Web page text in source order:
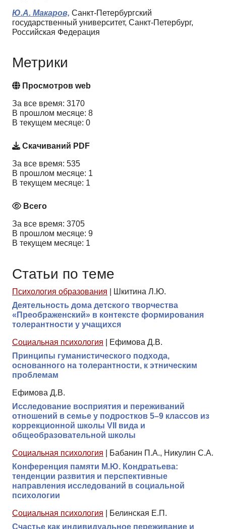
Ю.А. Макаров, Санкт-Петербургский
государственный университет, Санкт-Петербург,
Российская Федерация
Метрики
Просмотров web
За все время: 3170
В прошлом месяце: 8
В текущем месяце: 0
Скачиваний PDF
За все время: 535
В прошлом месяце: 1
В текущем месяце: 1
Всего
За все время: 3705
В прошлом месяце: 9
В текущем месяце: 1
Статьи по теме
Психология образования
Шкитина Л.Ю.
Деятельность дома детского творчества
«Преображенский» в контексте формирования
толерантности у учащихся
Социальная психология
Ефимова Д.В.
Принципы гуманистического подхода,
основанного на толерантности, к этническим
проблемам
Ефимова Д.В.
Исследование восприятия и переживаний
отношений в семье у подростков 5–9 классов из
коррекционной школы VII вида и
общеобразовательной школы
Социальная психология
Бабанин П.А., Никулин С.А.
Конференция памяти М.Ю. Кондратьева:
тенденции развития и перспективные
направления исследований в социальной
психологии
Социальная психология
Белинская Е.П.
Счастье как индивидуальное переживание и